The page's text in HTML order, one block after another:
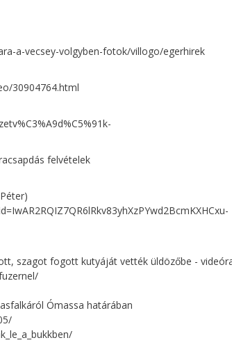
a-vecsey-volgyben-fotok/villogo/egerhirek
30904764.html
felvételek
szagot fogott kutyáját vették üldözőbe -
Ómassa határában